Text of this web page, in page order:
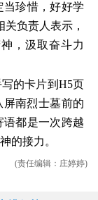
珍惜，好好学
负责人表示，
，汲取奋斗力
的卡片到H5页
屏南烈士墓前的
都是一次跨越
的接力。
(责任编辑：庄婷婷)